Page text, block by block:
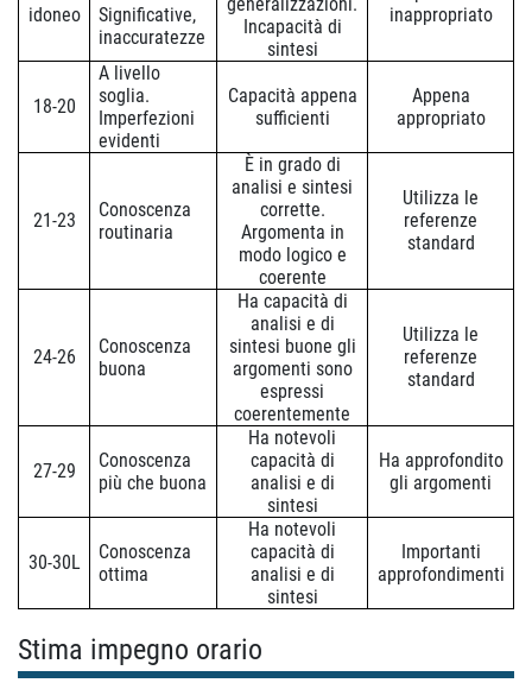
idoneo
Significative,
inaccuratezze
Incapacità di
sintesi
inappropriato
18-20
A livello
soglia.
Imperfezioni
evidenti
Capacità appena
sufficienti
Appena
appropriato
21-23
Conoscenza
routinaria
È in grado di
analisi e sintesi
corrette.
Argomenta in
modo logico e
coerente
Utilizza le
referenze
standard
24-26
Conoscenza
buona
Ha capacità di
analisi e di
sintesi buone gli
argomenti sono
espressi
coerentemente
Utilizza le
referenze
standard
27-29
Conoscenza
più che buona
Ha notevoli
capacità di
analisi e di
sintesi
Ha approfondito
gli argomenti
30-30L
Conoscenza
ottima
Ha notevoli
capacità di
analisi e di
sintesi
Importanti
approfondimenti
Stima impegno orario